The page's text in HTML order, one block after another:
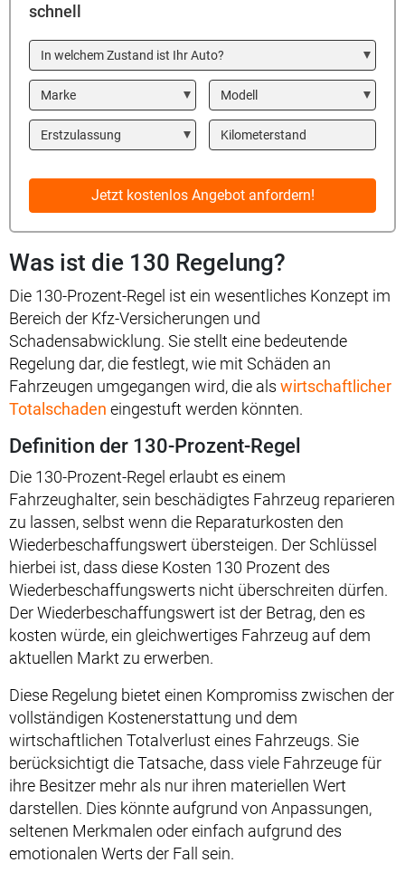
schnell
In welchem Zustand ist Ihr Auto?
Marke Modell
Year Kilometerstand
Jetzt kostenlos Angebot anfordern!
Was ist die 130 Regelung?
Die 130-Prozent-Regel ist ein wesentliches Konzept im
Bereich der Kfz-Versicherungen und
Schadensabwicklung. Sie stellt eine bedeutende
Regelung dar, die festlegt, wie mit Schäden an
Fahrzeugen umgegangen wird, die als wirtschaftlicher
Totalschaden eingestuft werden könnten.
Definition der 130-Prozent-Regel
Die 130-Prozent-Regel erlaubt es einem
Fahrzeughalter, sein beschädigtes Fahrzeug reparieren
zu lassen, selbst wenn die Reparaturkosten den
Wiederbeschaffungswert übersteigen. Der Schlüssel
hierbei ist, dass diese Kosten 130 Prozent des
Wiederbeschaffungswerts nicht überschreiten dürfen.
Der Wiederbeschaffungswert ist der Betrag, den es
kosten würde, ein gleichwertiges Fahrzeug auf dem
aktuellen Markt zu erwerben.
Diese Regelung bietet einen Kompromiss zwischen der
vollständigen Kostenerstattung und dem
wirtschaftlichen Totalverlust eines Fahrzeugs. Sie
berücksichtigt die Tatsache, dass viele Fahrzeuge für
ihre Besitzer mehr als nur ihren materiellen Wert
darstellen. Dies könnte aufgrund von Anpassungen,
seltenen Merkmalen oder einfach aufgrund des
emotionalen Werts der Fall sein.